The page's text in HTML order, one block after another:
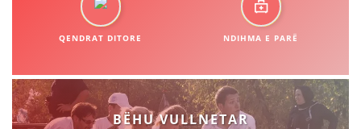
BORDI DREJTUES
KUVENDI
QENDRAT DITORE NDIHMA E PARË
BËHU VULLNETAR